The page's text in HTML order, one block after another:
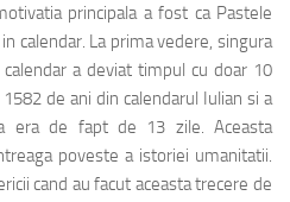
principala a fost ca Pastele
calendar. La prima vedere, singura
a deviat timpul cu doar 10
de ani din calendarul Iulian si a
era de fapt de 13 zile. Aceasta
poveste a istoriei umanitatii.
cand au facut aceasta trecere de